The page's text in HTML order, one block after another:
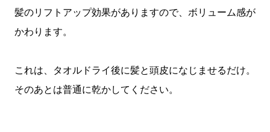
髪のリフトアップ効果がありますので、ボリューム感が
かわります。
これは、タオルドライ後に髪と頭皮になじませるだけ。
そのあとは普通に乾かしてください。